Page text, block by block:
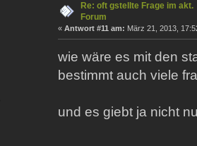
Re: oft gstellte Frage im akt.
Forum
« Antwort #11 am: März 21, 2013,
wie wäre es mit den
bestimmt auch viele
und es giebt ja nicht